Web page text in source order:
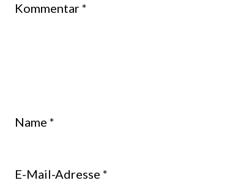
Kommentar*
Name *
E-Mail-Adresse *